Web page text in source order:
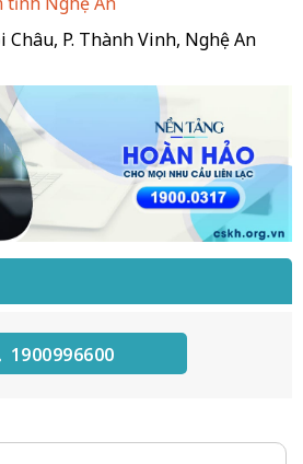
Châu, P. Thành Vinh, Nghệ An
1900996600